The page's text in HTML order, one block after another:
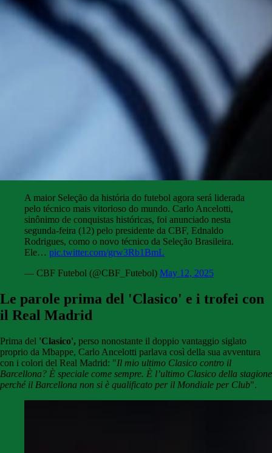
A maior Seleção da história do futebol agora será liderada
pelo técnico mais vitorioso do mundo. Carlo Ancelotti,
sinônimo de conquistas históricas, foi anunciado nesta
segunda-feira (12) pelo presidente da CBF, Ednaldo
Rodrigues, como o novo técnico da Seleção Brasileira.
Ele… pic.twitter.com/grw3Rb1BmL
— CBF Futebol (@CBF_Futebol) May 12, 2025
Le parole prima del 'Clasico' e i trofei con
il Real Madrid
Prima del 'Clasico', perso nonostante il doppio vantaggio siglato
proprio da Mbappe, Carlo Ancelotti parlava così della sua avventura
con i colori del Real Madrid: "Il mio ultimo Clasico contro il
Barcellona? È speciale come sempre. È l’ultimo Clasico della stagione
perché il Barcellona non si è qualificato per il Mondiale per Club".